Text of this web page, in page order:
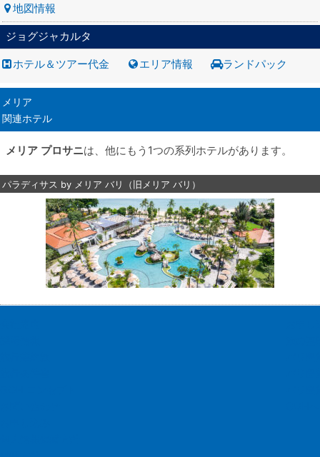
地図情報
ジョグジャカルタ
ホテル＆ツアー代金 エリア情報 ランドパック
メリア
関連ホテル
メリア プロサニは、他にもう1つの系列ホテルがあります。
パラディサス by メリア バリ（旧メリア バリ）